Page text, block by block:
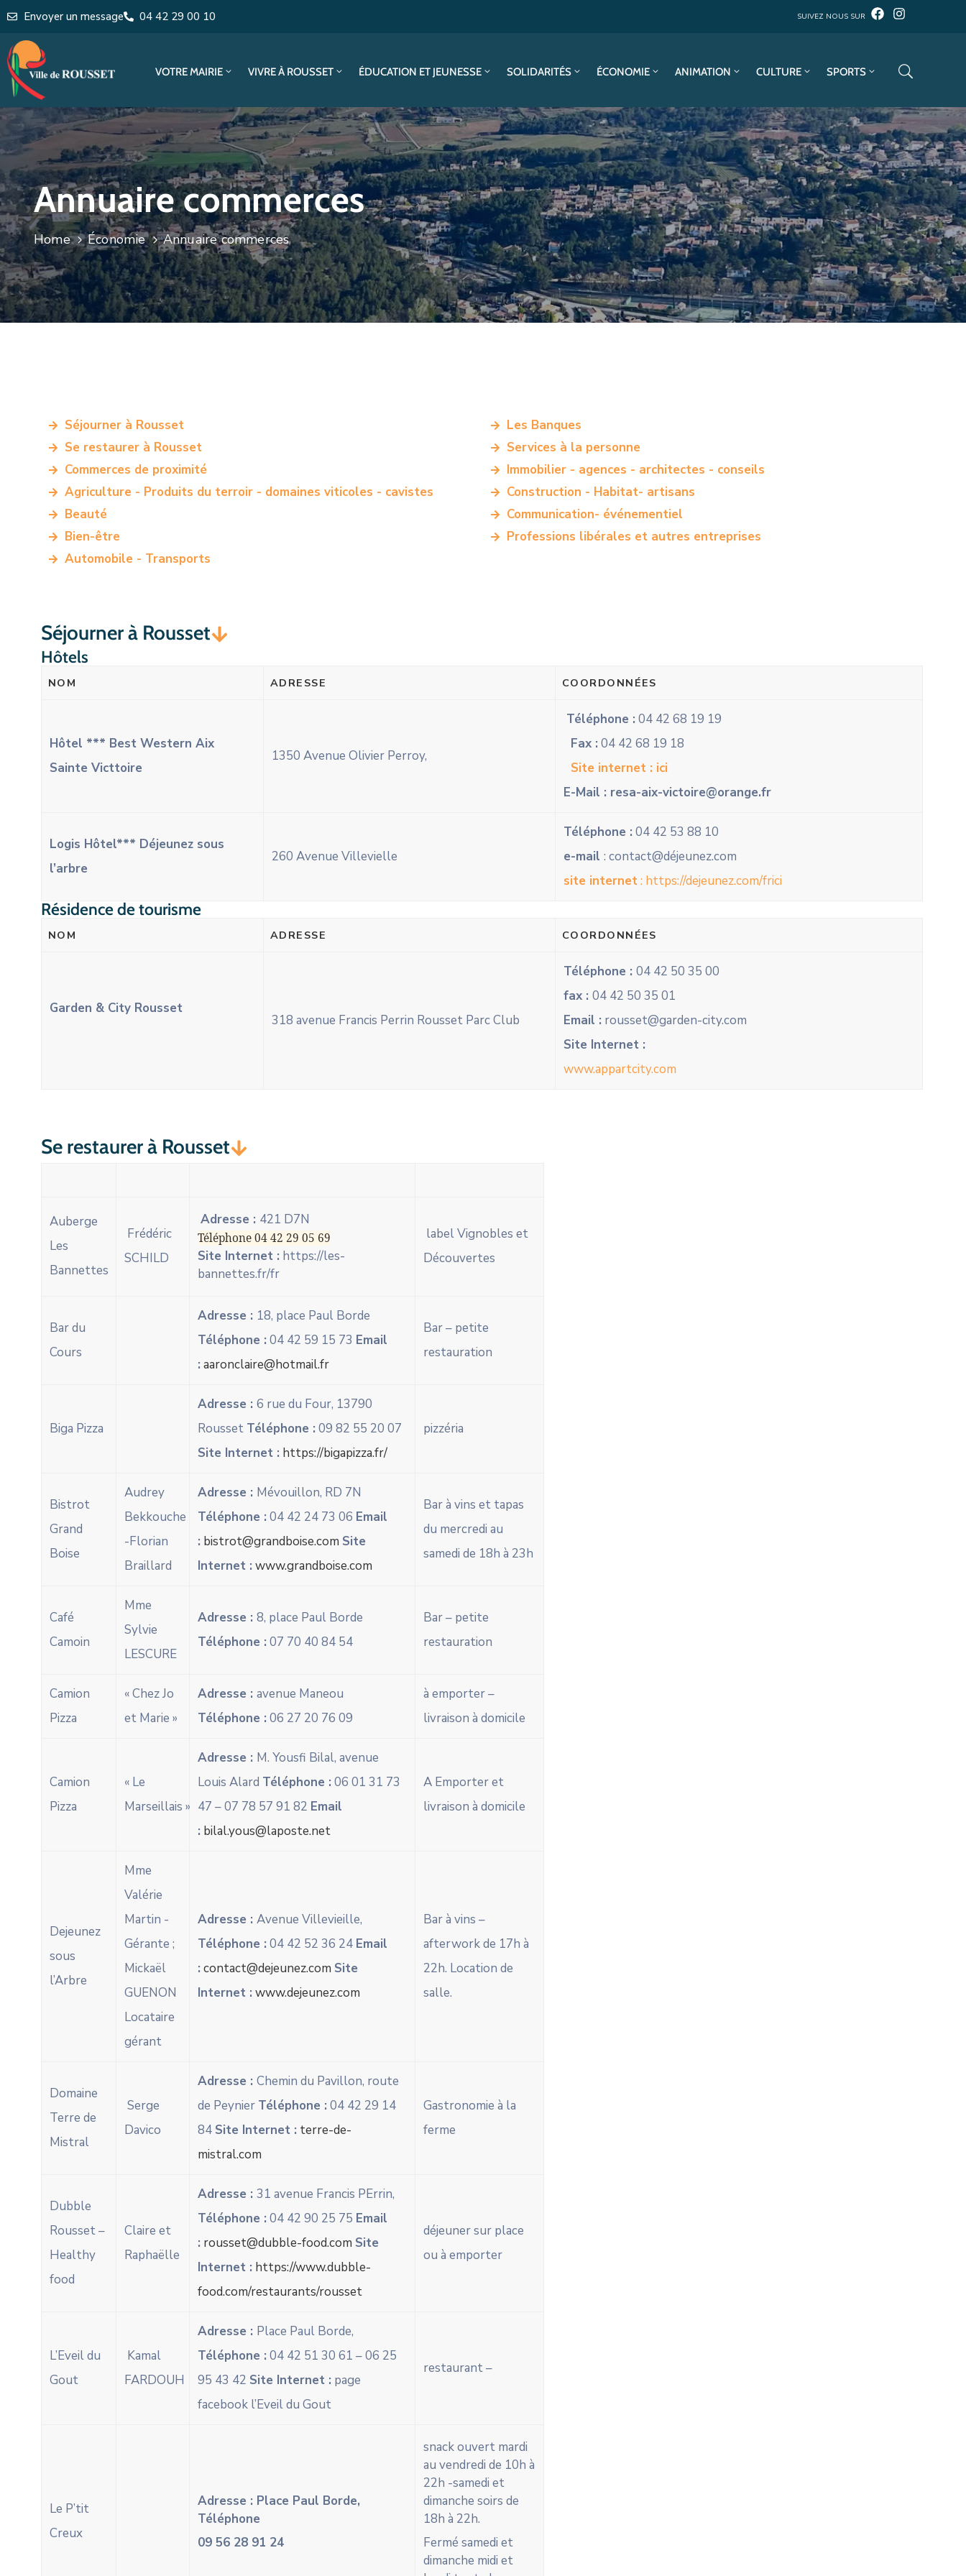
Envoyer un message 04 42 29 00 10 SUIVEZ NOUS SUR
VOTRE MAIRIE VIVRE À ROUSSET ÉDUCATION ET JEUNESSE SOLIDARITÉS ÉCONOMIE ANIMATION CULTURE SPORTS
Annuaire commerces
Home Économie Annuaire commerces
Séjourner à Rousset
Se restaurer à Rousset
Commerces de proximité
Agriculture - Produits du terroir - domaines viticoles - cavistes
Beauté
Bien-être
Automobile - Transports
Les Banques
Services à la personne
Immobilier - agences - architectes - conseils
Construction - Habitat- artisans
Communication- événementiel
Professions libérales et autres entreprises
Séjourner à Rousset
Hôtels
NOM ADRESSE COORDONNÉES
Hôtel *** Best Western Aix
Sainte Victtoire
1350 Avenue Olivier Perroy,
Téléphone : 04 42 68 19 19
Fax : 04 42 68 19 18
Site internet : ici
E-Mail : resa-aix-victoire@orange.fr
Logis Hôtel*** Déjeunez sous
l’arbre
260 Avenue Villevielle
Téléphone : 04 42 53 88 10
e-mail : contact@déjeunez.com
site internet: https://dejeunez.com/frici
Résidence de tourisme
NOM ADRESSE COORDONNÉES
Garden & City Rousset
318 avenue Francis Perrin Rousset Parc Club
Téléphone : 04 42 50 35 00
fax : 04 42 50 35 01
Email : rousset@garden-city.com
Site Internet :
www.appartcity.com
Se restaurer à Rousset
Auberge
Les
Bannettes
Frédéric
SCHILD
Adresse : 421 D7N
Téléphone 04 42 29 05 69
Site Internet : https://les-
bannettes.fr/fr
label Vignobles et
Découvertes
Bar du
Cours
Adresse : 18, place Paul Borde
Téléphone : 04 42 59 15 73 Email
: aaronclaire@hotmail.fr
Bar – petite
restauration
Biga Pizza
Adresse : 6 rue du Four, 13790
Rousset Téléphone : 09 82 55 20 07
Site Internet : https://bigapizza.fr/
pizzéria
Bistrot
Grand
Boise
Audrey
Bekkouche
-Florian
Braillard
Adresse : Mévouillon, RD 7N
Téléphone : 04 42 24 73 06 Email
: bistrot@grandboise.com Site
Internet : www.grandboise.com
Bar à vins et tapas
du mercredi au
samedi de 18h à 23h
Café
Camoin
Mme
Sylvie
LESCURE
Adresse : 8, place Paul Borde
Téléphone : 07 70 40 84 54
Bar – petite
restauration
Camion
Pizza
« Chez Jo
et Marie »
Adresse : avenue Maneou
Téléphone : 06 27 20 76 09
à emporter –
livraison à domicile
Camion
Pizza
« Le
Marseillais »
Adresse : M. Yousfi Bilal, avenue
Louis Alard Téléphone : 06 01 31 73
47 – 07 78 57 91 82 Email
: bilal.yous@laposte.net
A Emporter et
livraison à domicile
Dejeunez
sous
l’Arbre
Mme
Valérie
Martin -
Gérante ;
Mickaël
GUENON
Locataire
gérant
Adresse : Avenue Villevieille,
Téléphone : 04 42 52 36 24 Email
: contact@dejeunez.com Site
Internet : www.dejeunez.com
Bar à vins –
afterwork de 17h à
22h. Location de
salle.
Domaine
Terre de
Mistral
Serge
Davico
Adresse : Chemin du Pavillon, route
de Peynier Téléphone : 04 42 29 14
84 Site Internet : terre-de-
mistral.com
Gastronomie à la
ferme
Dubble
Rousset –
Healthy
food
Claire et
Raphaëlle
Adresse : 31 avenue Francis PErrin,
Téléphone : 04 42 90 25 75 Email
: rousset@dubble-food.com Site
Internet : https://www.dubble-
food.com/restaurants/rousset
déjeuner sur place
ou à emporter
L’Eveil du
Gout
Kamal
FARDOUH
Adresse : Place Paul Borde,
Téléphone : 04 42 51 30 61 – 06 25
95 43 42 Site Internet : page
facebook l’Eveil du Gout
restaurant –
Le P’tit
Creux
Adresse : Place Paul Borde,
Téléphone
09 56 28 91 24
snack ouvert mardi
au vendredi de 10h à
22h -samedi et
dimanche soirs de
18h à 22h.
Fermé samedi et
dimanche midi et